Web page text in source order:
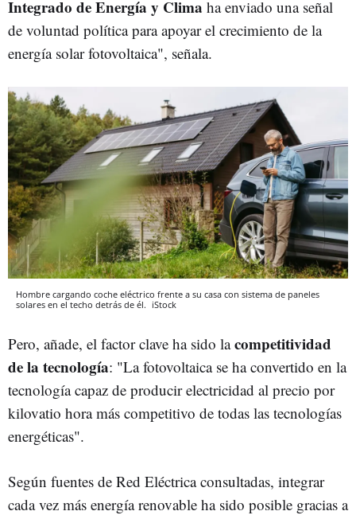
Integrado de Energía y Clima ha enviado una señal
de voluntad política para apoyar el crecimiento de la
energía solar fotovoltaica", señala.
Hombre cargando coche eléctrico frente a su casa con sistema de paneles
solares en el techo detrás de él. iStock
Pero, añade, el factor clave ha sido lacompetitividad
de la tecnología: "La fotovoltaica se ha convertido en la
tecnología capaz de producir electricidad al precio por
kilovatio hora más competitivo de todas las tecnologías
energéticas".
Según fuentes de Red Eléctrica consultadas, integrar
cada vez más energía renovable ha sido posible gracias a